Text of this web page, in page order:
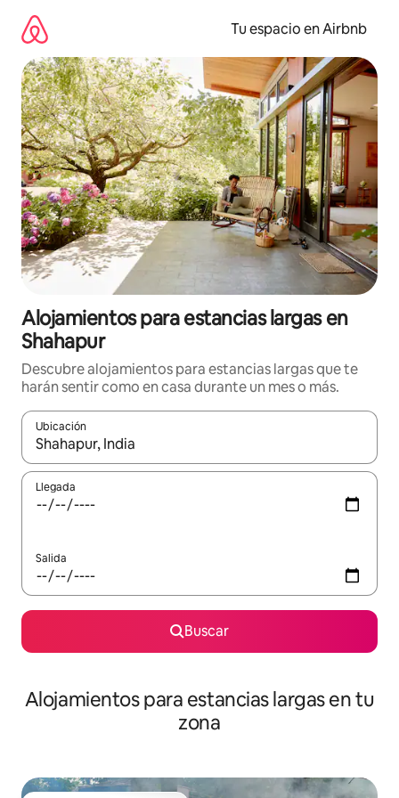
contenido
Tu espacio en Airbnb
Alojamientos para estancias largas en
Shahapur
Descubre alojamientos para estancias largas que te
harán sentir como en casa durante un mes o más.
Ubicación
Cuando los resultados estén disponibles, podrás navegar
Llegada
Salida
Buscar
Alojamientos para estancias largas en tu
zona